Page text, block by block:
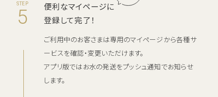
STEP
5
便利なマイページに
登録して完了！
ご利用中のお客さまは専用のマイページから各種サ
ービスを確認・変更いただけます。
アプリ版ではお水の発送をプッシュ通知でお知らせ
します。